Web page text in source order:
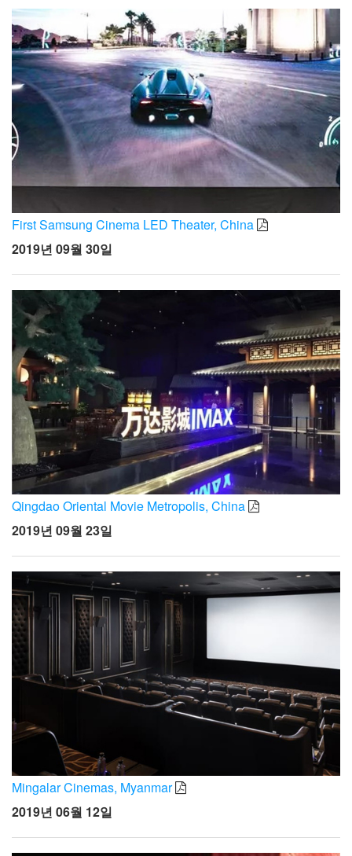
First Samsung Cinema LED Theater, China
2019년 09월 30일
Qingdao Oriental Movie Metropolis, China
2019년 09월 23일
Mingalar Cinemas, Myanmar
2019년 06월 12일